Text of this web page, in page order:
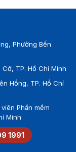
Phường Bến
TP. Hồ Chí Minh
Hồng, TP. Hồ Chí
Phần mềm
Minh
1991